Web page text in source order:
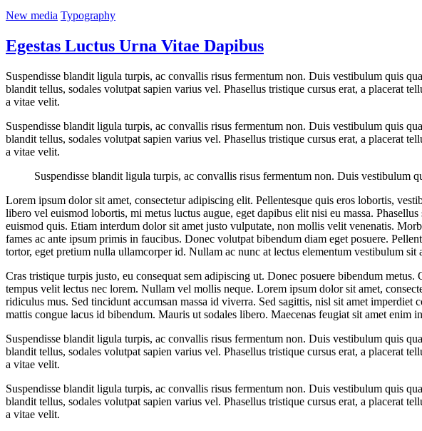
New media Typography
Egestas Luctus Urna Vitae Dapibus
Suspendisse blandit ligula turpis, ac convallis risus fermentum non. Duis vestibulum quis
blandit tellus, sodales volutpat sapien varius vel. Phasellus tristique cursus erat, a placerat
a vitae velit.
Suspendisse blandit ligula turpis, ac convallis risus fermentum non. Duis vestibulum quis
blandit tellus, sodales volutpat sapien varius vel. Phasellus tristique cursus erat, a placerat
a vitae velit.
Suspendisse blandit ligula turpis, ac convallis risus fermentum non. Duis vestibulum
Lorem ipsum dolor sit amet, consectetur adipiscing elit. Pellentesque quis eros lobortis,
libero vel euismod lobortis, mi metus luctus augue, eget dapibus elit nisi eu massa.
euismod quis. Etiam interdum dolor sit amet justo vulputate, non mollis velit venenatis.
fames ac ante ipsum primis in faucibus. Donec volutpat bibendum diam eget posuere.
tortor, eget pretium nulla ullamcorper id. Nullam ac nunc at lectus elementum vestibulum
Cras tristique turpis justo, eu consequat sem adipiscing ut. Donec posuere bibendum
tempus velit lectus nec lorem. Nullam vel mollis neque. Lorem ipsum dolor sit amet,
ridiculus mus. Sed tincidunt accumsan massa id viverra. Sed sagittis, nisl sit amet
mattis congue lacus id bibendum. Mauris ut sodales libero. Maecenas feugiat sit amet enim
Suspendisse blandit ligula turpis, ac convallis risus fermentum non. Duis vestibulum quis
blandit tellus, sodales volutpat sapien varius vel. Phasellus tristique cursus erat, a placerat
a vitae velit.
Suspendisse blandit ligula turpis, ac convallis risus fermentum non. Duis vestibulum quis
blandit tellus, sodales volutpat sapien varius vel. Phasellus tristique cursus erat, a placerat
a vitae velit.